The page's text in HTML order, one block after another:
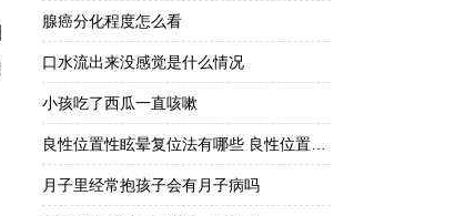
腺癌分化程度怎么看
口水流出来没感觉是什么情况
小孩吃了西瓜一直咳嗽
良性位置性眩晕复位法有哪些 良性位置性眩晕要怎么办
月子里经常抱孩子会有月子病吗